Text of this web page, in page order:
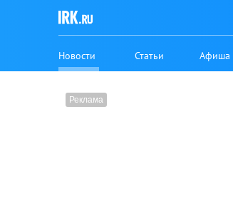
Новости Статьи Афиша